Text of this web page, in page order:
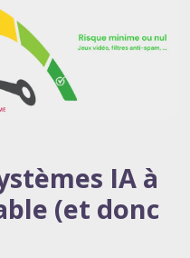
IA à
(et donc